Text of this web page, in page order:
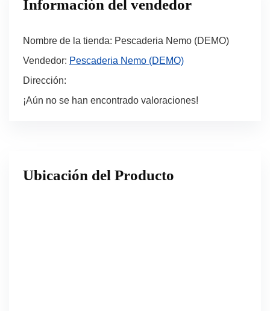
Información del vendedor
Nombre de la tienda: Pescaderia Nemo (DEMO)
Vendedor: Pescaderia Nemo (DEMO)
Dirección:
¡Aún no se han encontrado valoraciones!
Ubicación del Producto